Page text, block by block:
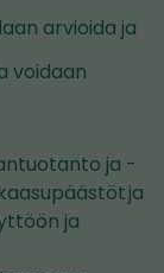
arvioida ja
voidaan
ja -
ja
ja